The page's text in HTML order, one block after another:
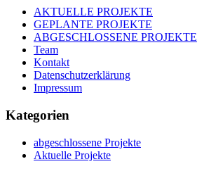
AKTUELLE PROJEKTE
GEPLANTE PROJEKTE
ABGESCHLOSSENE PROJEKTE
Team
Kontakt
Datenschutzerklärung
Impressum
Kategorien
abgeschlossene Projekte
Aktuelle Projekte